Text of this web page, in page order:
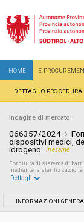
HOME E-
DETTAGLIO PROCEDURA
Indagine di mercato
066357/2024
dispositivi medici,
idrogeno
In esame
Fornitura di sistema di
mediante la sterilizzazione
Dettagli
INFORMAZIONI